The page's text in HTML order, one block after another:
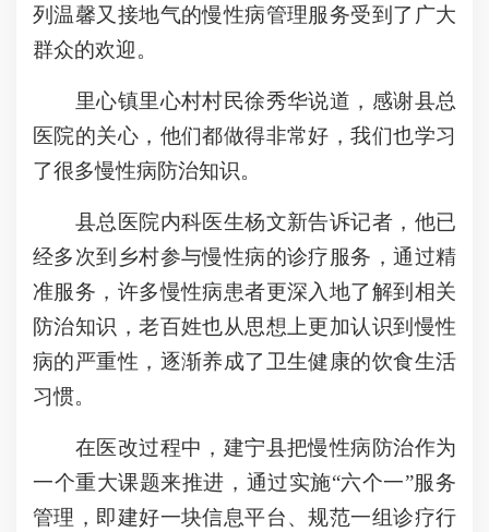
列温馨又接地气的慢性病管理服务受到了广大
群众的欢迎。
里心镇里心村村民徐秀华说道，感谢县总
医院的关心，他们都做得非常好，我们也学习
了很多慢性病防治知识。
县总医院内科医生杨文新告诉记者，他已
经多次到乡村参与慢性病的诊疗服务，通过精
准服务，许多慢性病患者更深入地了解到相关
防治知识，老百姓也从思想上更加认识到慢性
病的严重性，逐渐养成了卫生健康的饮食生活
习惯。
在医改过程中，建宁县把慢性病防治作为
一个重大课题来推进，通过实施“六个一”服务
管理，即建好一块信息平台、规范一组诊疗行